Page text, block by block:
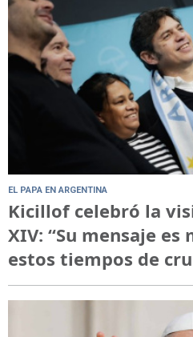
EL PAPA EN ARGENTINA
Kicillof celebró la
XIV: “Su mensaje es
estos tiempos de